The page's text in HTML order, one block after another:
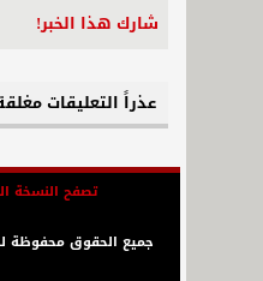
شارك هذا الخبر!
عذراً التعليقات
تصفح النسخة
جميع الحقوق محفوظة لـ